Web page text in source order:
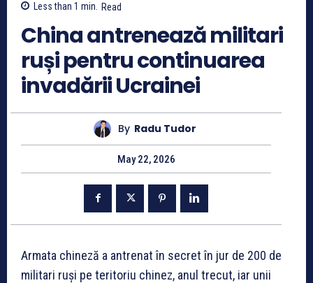
Less than 1 min. Read
China antrenează militari
ruși pentru continuarea
invadării Ucrainei
By Radu Tudor
May 22, 2026
Armata chineză a antrenat în secret în jur de 200 de
militari ruși pe teritoriu chinez, anul trecut, iar unii